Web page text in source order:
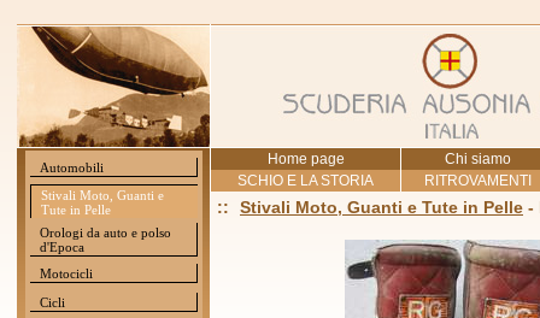
Automobili
Stivali Moto, Guanti e
Tute in Pelle
Orologi da auto e polso
d'Epoca
Motocicli
Cicli
Home page
Chi siamo
SCHIO E LA STORIA
RITROVAMENTI
:: Stivali Moto, Guanti e Tute in Pelle -